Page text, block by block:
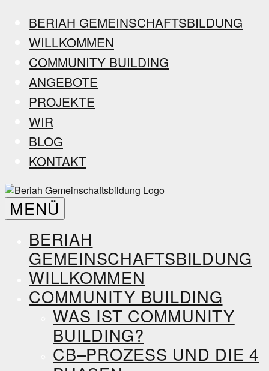
springen
BERIAH GEMEINSCHAFTSBILDUNG
WILLKOMMEN
COMMUNITY BUILDING
ANGEBOTE
PROJEKTE
WIR
BLOG
KONTAKT
Beriah
Gemeinschaftsbildung
MENÜ
BERIAH
GEMEINSCHAFTSBILDUNG
WILLKOMMEN
COMMUNITY BUILDING
WAS IST COMMUNITY
BUILDING?
CB–PROZESS UND DIE 4